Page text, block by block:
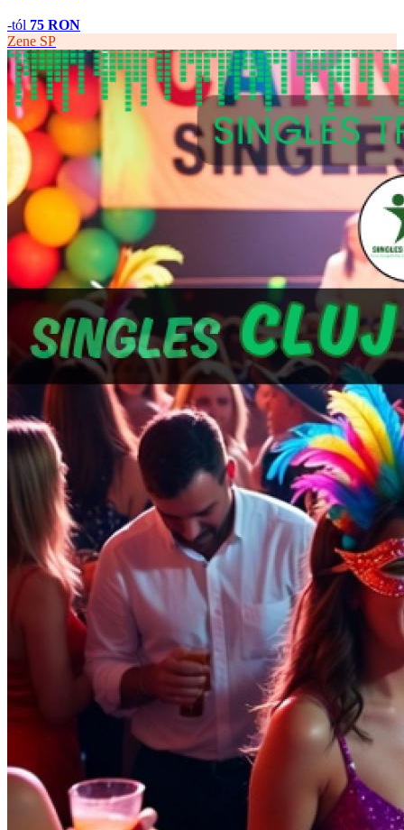
-tól 75 RON
Zene SP